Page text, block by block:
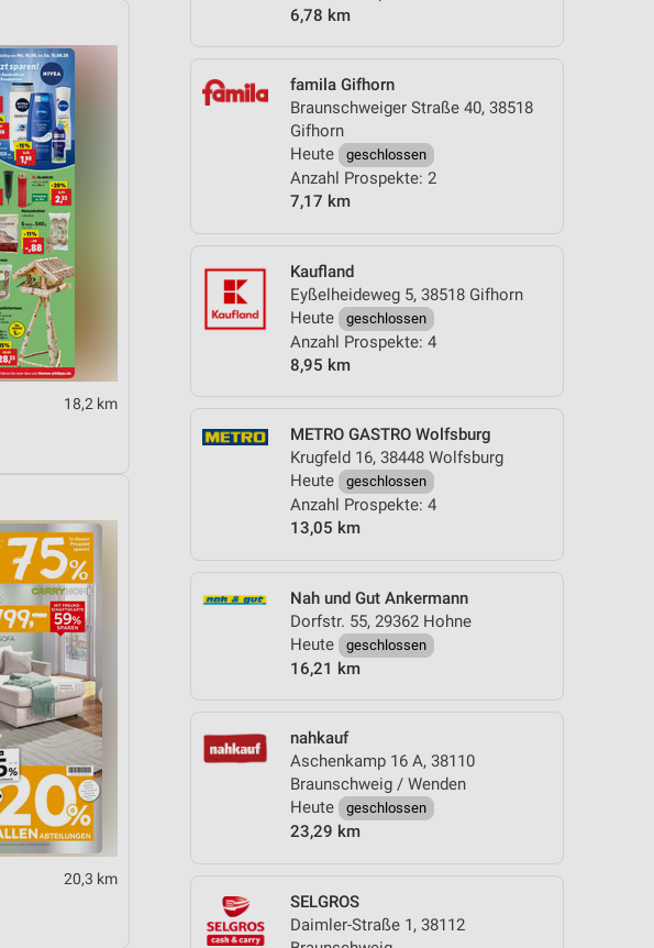
6,78 km
famila Gifhorn
Braunschweiger Straße 40, 38518
Gifhorn
Heute
geschlossen
Anzahl Prospekte: 2
7,17 km
Kaufland
Eyßelheideweg 5, 38518 Gifhorn
Heute
geschlossen
Anzahl Prospekte: 4
8,95 km
METRO GASTRO Wolfsburg
Krugfeld 16, 38448 Wolfsburg
Heute
geschlossen
Anzahl Prospekte: 4
13,05 km
Nah und Gut Ankermann
Dorfstr. 55, 29362 Hohne
Heute
geschlossen
16,21 km
nahkauf
Aschenkamp 16 A, 38110
Braunschweig / Wenden
Heute
geschlossen
23,29 km
SELGROS
Daimler-Straße 1, 38112
18,2 km
20,3 km